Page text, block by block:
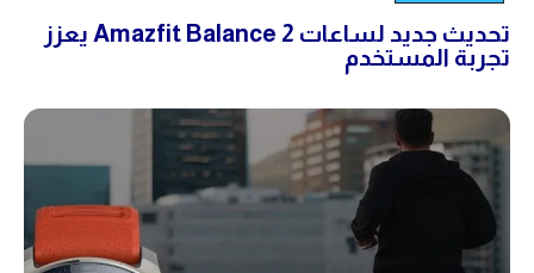
تحديث جديد لساعات Amazfit Balance 2 يعزز
تجربة المستخدم